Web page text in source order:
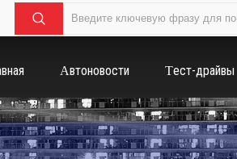
Автоновости Тест-драйвы